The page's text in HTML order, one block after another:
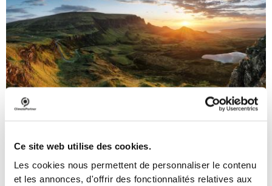
Ce site web utilise des cookies.
Les cookies nous permettent de personnaliser le contenu
et les annonces, d'offrir des fonctionnalités relatives aux
certifié par ClimatePartner » ?